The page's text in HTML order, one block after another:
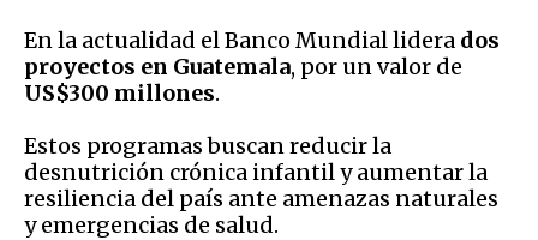
En la actualidad el Banco Mundial lidera dos
proyectos en Guatemala, por un valor de
US$300 millones.
Estos programas buscan reducir la
desnutrición crónica infantil y aumentar la
resiliencia del país ante amenazas naturales
y emergencias de salud.